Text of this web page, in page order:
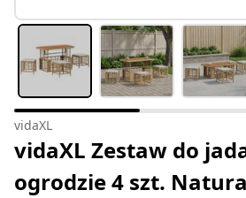
vidaXL
vidaXL Zestaw do
ogrodzie 4 szt.